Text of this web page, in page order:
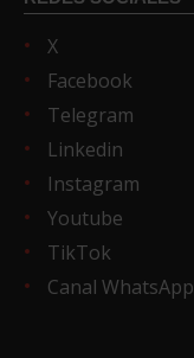
X
Facebook
Telegram
Linkedin
Instagram
Youtube
TikTok
Canal WhatsApp